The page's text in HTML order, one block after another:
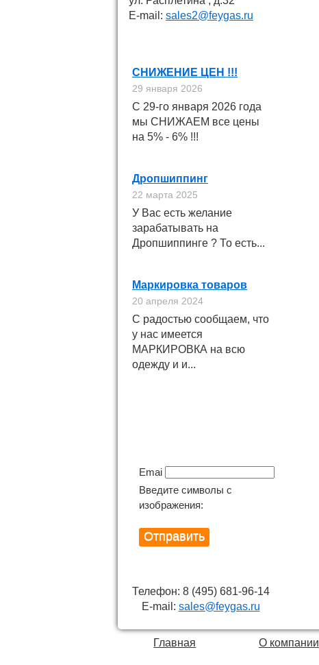
E-mail: sales2@feygas.ru
СНИЖЕНИЕ ЦЕН !!!
29 января 2026
С 29-го января 2026 года
мы СНИЖАЕМ все цены
на 5% - 6% !!!
Дропшиппинг
22 марта 2025
У Вас есть желание
зарабатывать на
Дропшиппинге ? То есть...
Маркировка товаров
20 апреля 2024
С радостью сообщаем, что
у нас имеется
МАРКИРОВКА на всю
одежду и и...
Email
Введите символы с
изображения:
Телефон: 8 (495) 681-96-14
E-mail: sales@feygas.ru
Главная О компании